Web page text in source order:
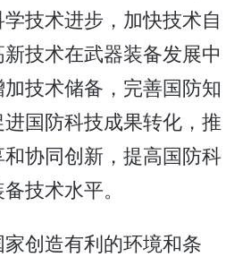
技术进步，加快技术自
技术在武器装备发展中
技术储备，完善国防知
国防科技成果转化，推
协同创新，提高国防科
技术水平。
创造有利的环境和条